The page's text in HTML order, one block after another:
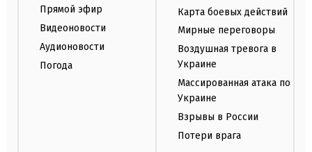
Прямой эфир
Видеоновости
Аудионовости
Погода
Карта боевых действий
Мирные переговоры
Воздушная тревога в
Украине
Массированная атака по
Украине
Взрывы в России
Потери врага